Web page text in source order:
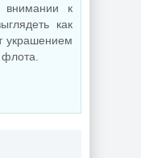
внимании к
как
украшением